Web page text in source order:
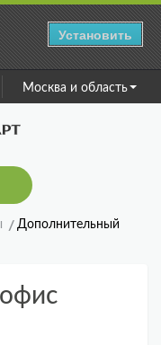
Установить
Москва и область
Дополнительный